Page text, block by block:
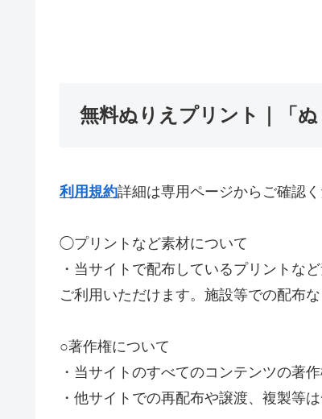
無料ぬりえプリント｜「
利用規約詳細は専用ページからご確認く
◯プリントなど素材について
・当サイトで配布しているプリントな
ご利用いただけます。施設等での配布
○著作権について
・当サイトのすべてのコンテンツの著
・他サイトでの再配布や譲渡、複製等